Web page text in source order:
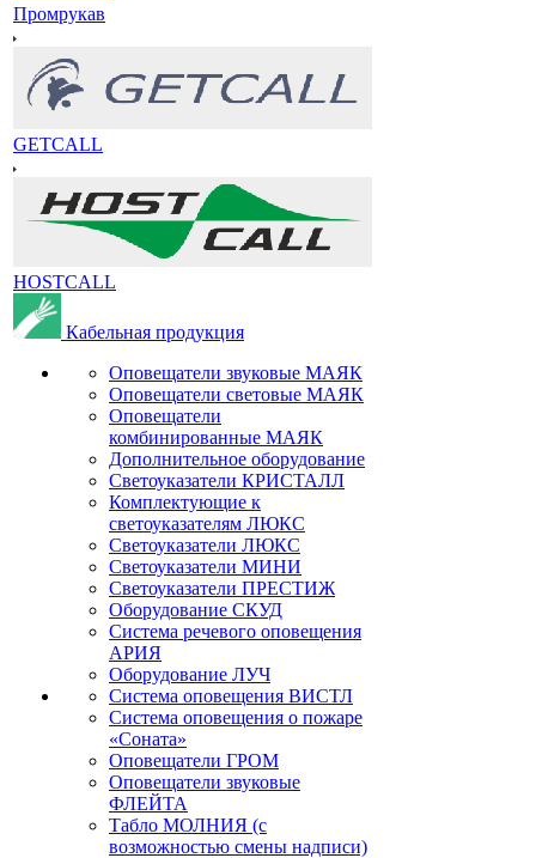
Промрукав
GETCALL
HOSTCALL
Кабельная продукция
Оповещатели звуковые МАЯК
Оповещатели световые МАЯК
Оповещатели
комбинированные МАЯК
Дополнительное оборудование
Светоуказатели КРИСТАЛЛ
Комплектующие к
светоуказателям ЛЮКС
Светоуказатели ЛЮКС
Светоуказатели МИНИ
Светоуказатели ПРЕСТИЖ
Оборудование СКУД
Система речевого оповещения
АРИЯ
Оборудование ЛУЧ
Система оповещения ВИСТЛ
Система оповещения о пожаре
«Соната»
Оповещатели ГРОМ
Оповещатели звуковые
ФЛЕЙТА
Табло МОЛНИЯ (с
возможностью смены надписи)